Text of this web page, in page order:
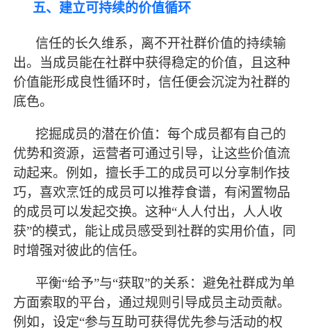
五、建立可持续的价值循环
信任的长久维系，离不开社群价值的持续输
出。当成员能在社群中获得稳定的价值，且这种
价值能形成良性循环时，信任便会沉淀为社群的
底色。
挖掘成员的潜在价值：每个成员都有自己的
优势和资源，运营者可通过引导，让这些价值流
动起来。例如，擅长手工的成员可以分享制作技
巧，喜欢烹饪的成员可以推荐食谱，有闲置物品
的成员可以发起交换。这种“人人付出，人人收
获”的模式，能让成员感受到社群的实用价值，同
时增强对彼此的信任。
平衡“给予”与“获取”的关系：避免社群成为单
方面索取的平台，通过规则引导成员主动贡献。
例如，设定“参与互助可获得优先参与活动的权